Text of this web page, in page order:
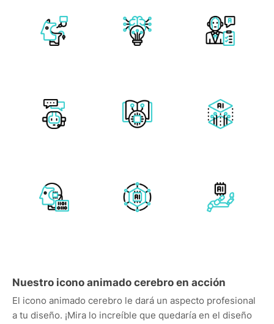
Nuestro icono animado cerebro en acción
El icono animado cerebro le dará un aspecto profesional
a tu diseño. ¡Mira lo increíble que quedaría en el diseño